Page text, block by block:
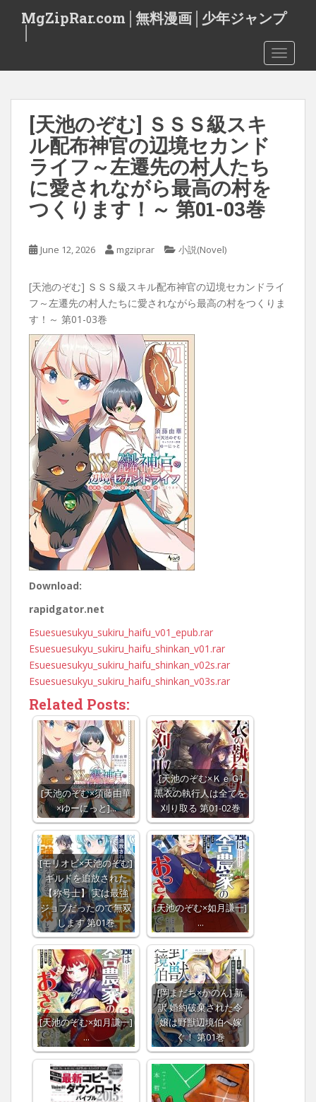
t
MgZipRar.com│無料漫画│少年ジャンプ
[天池のぞむ] ＳＳＳ級スキ
ル配布神官の辺境セカンド
ライフ～左遷先の村人たち
に愛されながら最高の村を
つくります！～ 第01-03巻
June 12, 2026 mgziprar 小説(Novel)
[天池のぞむ] ＳＳＳ級スキル配布神官の辺境セカンドライ
フ～左遷先の村人たちに愛されながら最高の村をつくりま
す！～ 第01-03巻
Download:
rapidgator.net
Esuesuesukyu_sukiru_haifu_v01_epub.rar
Esuesuesukyu_sukiru_haifu_shinkan_v01.rar
Esuesuesukyu_sukiru_haifu_shinkan_v02s.rar
Esuesuesukyu_sukiru_haifu_shinkan_v03s.rar
Related Posts:
[天池のぞむ×須藤由華
×ゆーにっと]…
[天池のぞむ×ＫｅＧ]
黒衣の執行人は全てを
刈り取る 第01-02巻
[モリオビ×天池のぞむ]
ギルドを追放された
【称号士】 実は最強
ジョブだったので無双
します 第01巻
[天池のぞむ×如月謙一]
…
[天池のぞむ×如月謙一]
…
[岡まだち×かのん] 新
訳 婚約破棄された令
嬢は野獣辺境伯へ嫁
ぐ！ 第01巻